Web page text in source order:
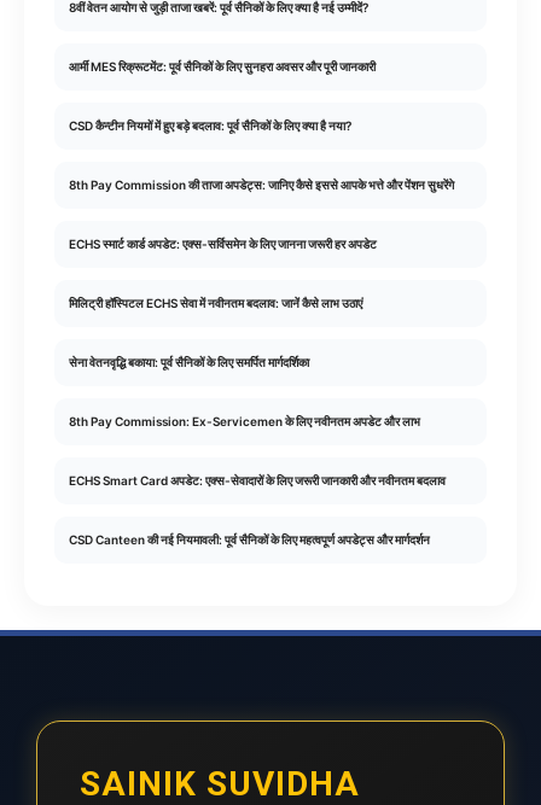
8वीं वेतन आयोग से जुड़ी ताजा खबरें: पूर्व सैनिकों के लिए क्या है नई उम्मीदें?
आर्मी MES रिक्रूटमेंट: पूर्व सैनिकों के लिए सुनहरा अवसर और पूरी जानकारी
CSD कैन्टीन नियमों में हुए बड़े बदलाव: पूर्व सैनिकों के लिए क्या है नया?
8th Pay Commission की ताजा अपडेट्स: जानिए कैसे इससे आपके भत्ते और पेंशन सुधरेंगे
ECHS स्मार्ट कार्ड अपडेट: एक्स-सर्विसमेन के लिए जानना जरूरी हर अपडेट
मिलिट्री हॉस्पिटल ECHS सेवा में नवीनतम बदलाव: जानें कैसे लाभ उठाएं
सेना वेतनवृद्धि बकाया: पूर्व सैनिकों के लिए समर्पित मार्गदर्शिका
8th Pay Commission: Ex-Servicemen के लिए नवीनतम अपडेट और लाभ
ECHS Smart Card अपडेट: एक्स-सेवादारों के लिए जरूरी जानकारी और नवीनतम बदलाव
CSD Canteen की नई नियमावली: पूर्व सैनिकों के लिए महत्वपूर्ण अपडेट्स और मार्गदर्शन
SAINIK SUVIDHA